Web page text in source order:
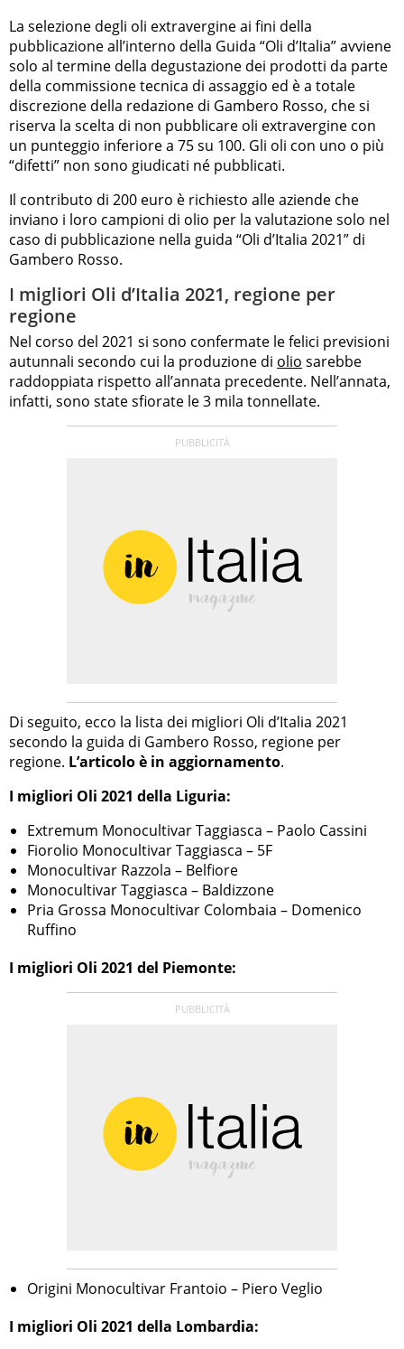
La selezione degli oli extravergine ai fini della
pubblicazione all’interno della Guida “Oli d’Italia” avviene
solo al termine della degustazione dei prodotti da parte
della commissione tecnica di assaggio ed è a totale
discrezione della redazione di Gambero Rosso, che si
riserva la scelta di non pubblicare oli extravergine con
un punteggio inferiore a 75 su 100. Gli oli con uno o più
“difetti” non sono giudicati né pubblicati.
Il contributo di 200 euro è richiesto alle aziende che
inviano i loro campioni di olio per la valutazione solo nel
caso di pubblicazione nella guida “Oli d’Italia 2021” di
Gambero Rosso.
I migliori Oli d’Italia 2021, regione per
regione
Nel corso del 2021 si sono confermate le felici previsioni
autunnali secondo cui la produzione di olio sarebbe
raddoppiata rispetto all’annata precedente. Nell’annata,
infatti, sono state sfiorate le 3 mila tonnellate.
Di seguito, ecco la lista dei migliori Oli d’Italia 2021
secondo la guida di Gambero Rosso, regione per
regione. L’articolo è in aggiornamento.
I migliori Oli 2021 della Liguria:
Extremum Monocultivar Taggiasca – Paolo Cassini
Fiorolio Monocultivar Taggiasca – 5F
Monocultivar Razzola – Belfiore
Monocultivar Taggiasca – Baldizzone
Pria Grossa Monocultivar Colombaia – Domenico
Ruffino
I migliori Oli 2021 del Piemonte:
Origini Monocultivar Frantoio – Piero Veglio
I migliori Oli 2021 della Lombardia: